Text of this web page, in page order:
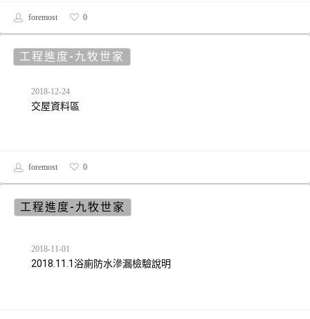
foremost 0
工程進度-九牧世家
2018-12-24
交屋資料區
foremost 0
工程進度-九牧世家
2018-11-01
2018.11.1浴廁防水滲漏檢驗說明